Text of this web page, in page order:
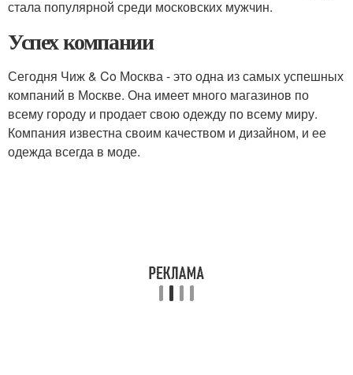
стала популярной среди московских мужчин.
Успех компании
Сегодня Чиж & Co Москва - это одна из самых успешных
компаний в Москве. Она имеет много магазинов по
всему городу и продает свою одежду по всему миру.
Компания известна своим качеством и дизайном, и ее
одежда всегда в моде.